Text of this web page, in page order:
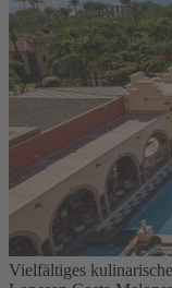
Vielfältiges